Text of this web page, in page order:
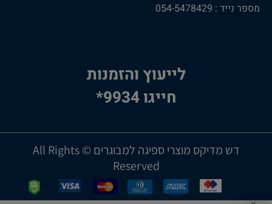
מספר נייד : 054-5478429
לייעוץ והזמנות
חייגו 9934*
דש מדיקס מוצרי ספיגה למבוגרים © All Rights
Reserved